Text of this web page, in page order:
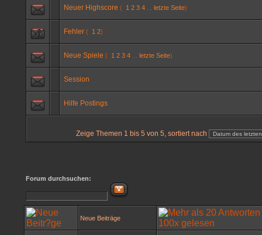
Neuer Highscore ( 1 2 3 4 letzte Seite)
Fehler ( 1 2)
Neue Spiele ( 1 2 3 4 letzte Seite)
Session
Hilfe Postings
Zeige Themen 1 bis 5 von 5, sortiert nach
Forum durchsuchen:
Neue Beiträge